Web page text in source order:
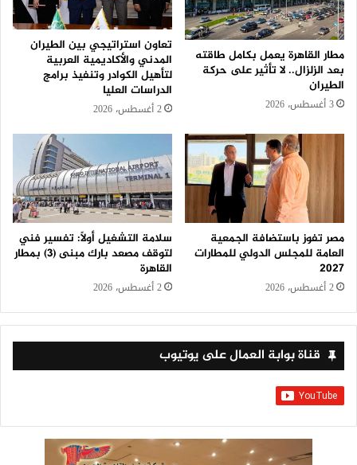
مطار القاهرة يعمل بكامل طاقته
بعد الزلزال.. لا تأثير على حركة
الطيران
3 أغسطس، 2026
تعاون استراتيجي بين الطيران
المدني والأكاديمية العربية
لتأهيل الكوادر وتنفيذ برامج
الدراسات العليا
2 أغسطس، 2026
مصر تفوز باستضافة الجمعية
العامة للمجلس الدولي للمطارات
2027
2 أغسطس، 2026
سلامة التشغيل أولًا: تفسير فني
لتوقف مصعد بارك مبنى (3) بمطار
القاهرة
2 أغسطس، 2026
قناة بوابة العمال على يوتيوب